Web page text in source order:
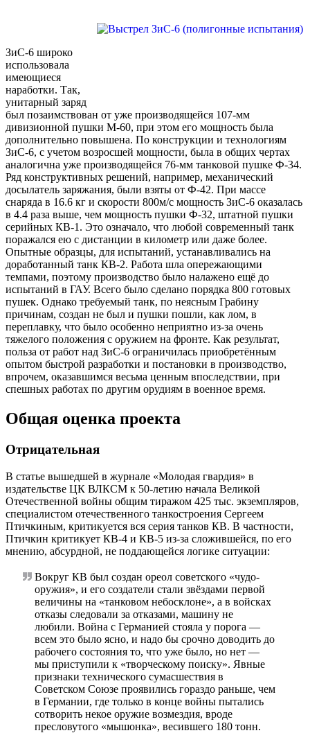
ЗиС-6 широко
использовала
имеющиеся
наработки. Так,
унитарный заряд
был позаимствован от уже производящейся 107-мм
дивизионной пушки M-60, при этом его мощность была
дополнительно повышена. По конструкции и технологиям
ЗиС-6, с учетом возросшей мощности, была в общих чертах
аналогична уже производящейся 76-мм танковой пушке Ф-34.
Ряд конструктивных решений, например, механический
досылатель заряжания, были взяты от Ф-42. При массе
снаряда в 16.6 кг и скорости 800м/с мощность ЗиС-6 оказалась
в 4.4 раза выше, чем мощность пушки Ф-32, штатной пушки
серийных КВ-1. Это означало, что любой современный танк
поражался ею с дистанции в километр или даже более.
Опытные образцы, для испытаний, устанавливались на
доработанный танк КВ-2. Работа шла опережающими
темпами, поэтому производство было налажено ещё до
испытаний в ГАУ. Всего было сделано порядка 800 готовых
пушек. Однако требуемый танк, по неясным Грабину
причинам, создан не был и пушки пошли, как лом, в
переплавку, что было особенно неприятно из-за очень
тяжелого положения с оружием на фронте. Как результат,
польза от работ над ЗиС-6 ограничилась приобретённым
опытом быстрой разработки и постановки в производство,
впрочем, оказавшимся весьма ценным впоследствии, при
спешных работах по другим орудиям в военное время.
Общая оценка проекта
Отрицательная
В статье вышедшей в журнале «Молодая гвардия» в
издательстве ЦК ВЛКСМ к 50-летию начала Великой
Отечественной войны общим тиражом 425 тыс. экземпляров,
специалистом отечественного танкостроения Сергеем
Птичкиным, критикуется вся серия танков КВ. В частности,
Птичкин критикует КВ-4 и КВ-5 из-за сложившейся, по его
мнению, абсурдной, не поддающейся логике ситуации:
Вокруг КВ был создан ореол советского «чудо-
оружия», и его создатели стали звёздами первой
величины на «танковом небосклоне», а в войсках
отказы следовали за отказами, машину не
любили. Война с Германией стояла у порога —
всем это было ясно, и надо бы срочно доводить до
рабочего состояния то, что уже было, но нет —
мы приступили к «творческому поиску». Явные
признаки технического сумасшествия в
Советском Союзе проявились гораздо раньше, чем
в Германии, где только в конце войны пытались
сотворить некое оружие возмездия, вроде
пресловутого «мышонка», весившего 180 тонн.